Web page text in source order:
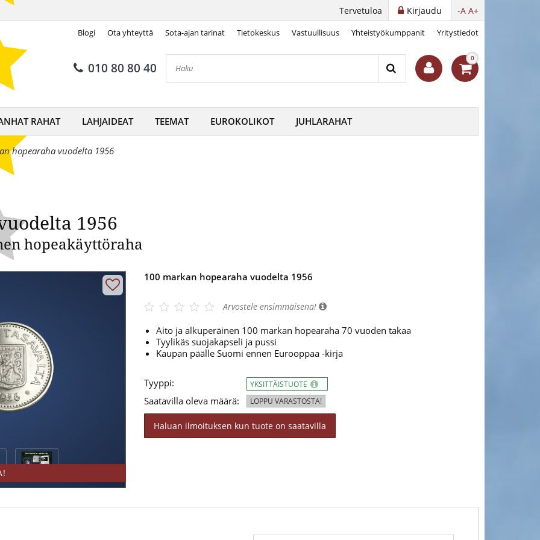
-A A+
Kirjaudu
Tervetuloa
Blogi Ota yhteyttä Sota-ajan tarinat Tietokeskus Vastuullisuus Yhteistyökumppanit Yritystiedot
010 80 80 40
0
RAHAT LAHJAIDEAT TEEMAT EUROKOLIKOT JUHLARAHAT
hopearaha vuodelta 1956
1956
hopeakäyttöraha
100 markan hopearaha vuodelta 1956
Arvostele ensimmäisenä!
Aito ja alkuperäinen 100 markan hopearaha 70 vuoden takaa
Tyylikäs suojakapseli ja pussi
Kaupan päälle Suomi ennen Eurooppaa -kirja
Tyyppi:
Saatavilla oleva määrä:
YKSITTÄISTUOTE
LOPPU VARASTOSTA!
Haluan ilmoituksen kun tuote on saatavilla
hopearaha vuodelta 1956